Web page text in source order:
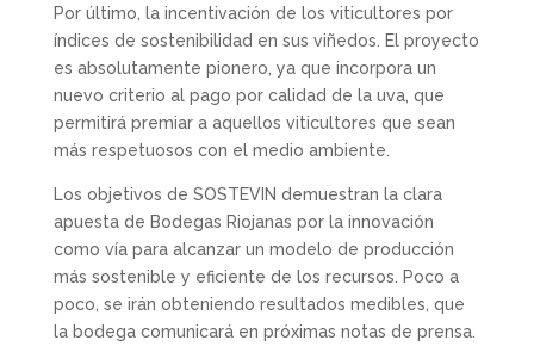
Por último, la incentivación de los viticultores por
índices de sostenibilidad en sus viñedos. El proyecto
es absolutamente pionero, ya que incorpora un
nuevo criterio al pago por calidad de la uva, que
permitirá premiar a aquellos viticultores que sean
más respetuosos con el medio ambiente.
Los objetivos de SOSTEVIN demuestran la clara
apuesta de Bodegas Riojanas por la innovación
como vía para alcanzar un modelo de producción
más sostenible y eficiente de los recursos. Poco a
poco, se irán obteniendo resultados medibles, que
la bodega comunicará en próximas notas de prensa.